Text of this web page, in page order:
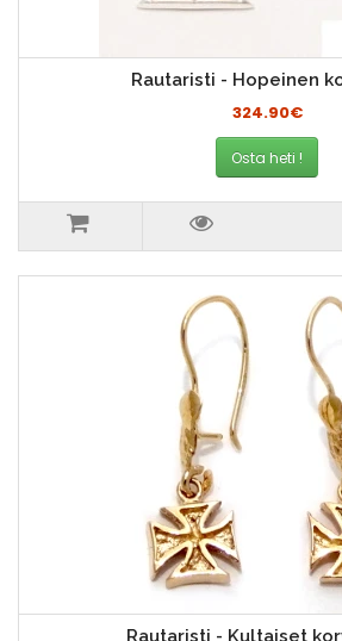
Rautaristi - Hopeinen
324.90€
Osta heti !
Rautaristi - Kultaiset